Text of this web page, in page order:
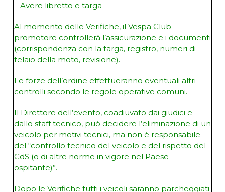
– Avere libretto e targa
Al momento delle Verifiche, il Vespa Club
promotore controllerà l’assicurazione e i documenti
(corrispondenza con la targa, registro, numeri di
telaio della moto, revisione).
Le forze dell’ordine effettueranno eventuali altri
controlli secondo le regole operative comuni.
Il Direttore dell’evento, coadiuvato dai giudici e
dallo staff tecnico, può decidere l’eliminazione di un
veicolo per motivi tecnici, ma non è responsabile
del “controllo tecnico del veicolo e del rispetto del
CdS (o di altre norme in vigore nel Paese
ospitante)”.
Dopo le Verifiche tutti i veicoli saranno parcheggiati